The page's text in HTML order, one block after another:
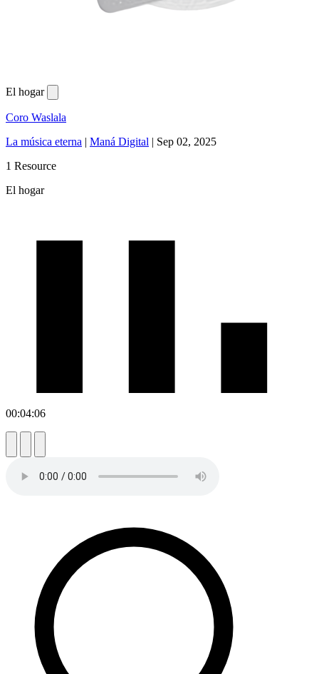
El hogar
Coro Waslala
La música eterna | Maná Digital | Sep 02, 2025
1 Resource
El hogar
00:04:06